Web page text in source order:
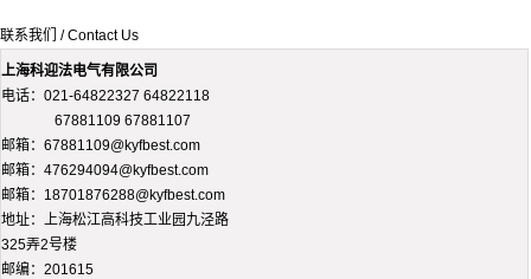
联系我们 / Contact Us
上海科迎法电气有限公司
电话：021-64822327 64822118
67881109 67881107
邮箱：67881109@kyfbest.com
邮箱：476294094@kyfbest.com
邮箱：18701876288@kyfbest.com
地址：上海松江高科技工业园九泾路
325弄2号楼
邮编：201615